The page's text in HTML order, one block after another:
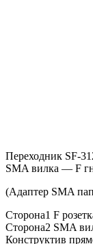
Переходник SF-
SMA вилка — F
(Адаптер SMA
Сторона1 F
Сторона2 SMA
Конструктив